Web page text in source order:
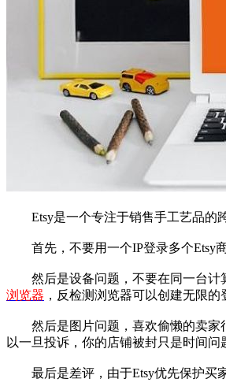
Etsy是一个专注于销售手工艺品的跨
首先，不要用一个IP登录多个Etsy商
然后是设备问题，不要在同一台计算
浏览器 ，反检测浏览器可以创建无限
然后是图片问题，喜欢偷懒的卖家很
以一旦投诉，你的店铺被封只是时间问
最后是差评，由于Etsy优先保护买家